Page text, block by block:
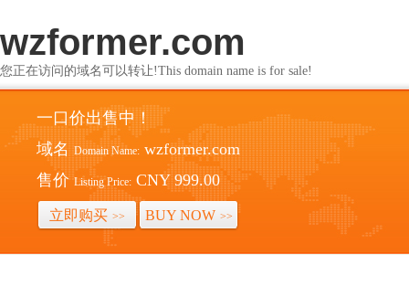
wzformer.com
您正在访问的域名可以转让!This domain name is for sale!
一口价出售中！
域名 Domain Name: wzformer.com
售价 Listing Price: CNY 999.00
立即购买 >> BUY NOW >>